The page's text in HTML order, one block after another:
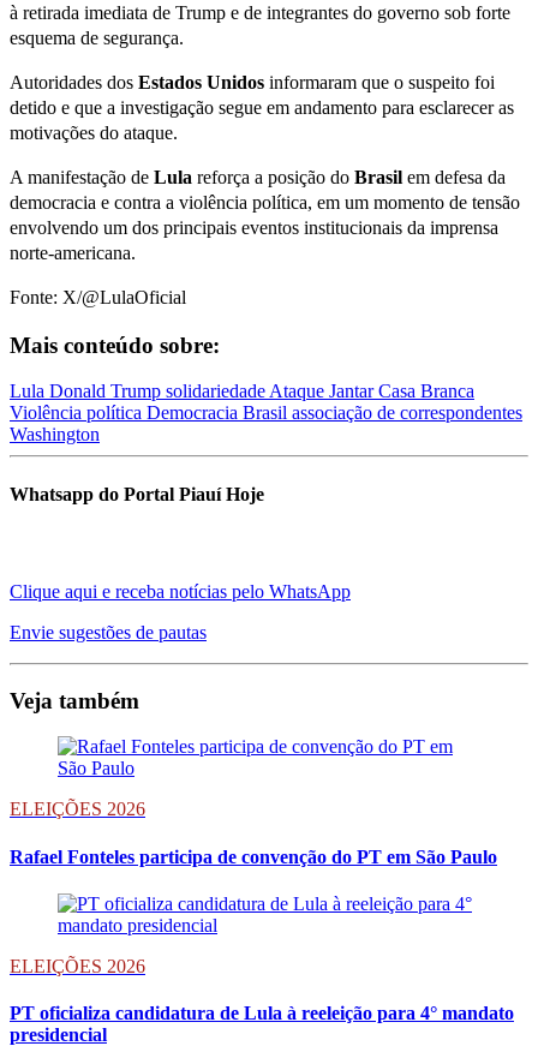
à retirada imediata de Trump e de integrantes do governo sob forte
esquema de segurança.
Autoridades dos Estados Unidos informaram que o suspeito foi
detido e que a investigação segue em andamento para esclarecer as
motivações do ataque.
A manifestação de Lula reforça a posição do Brasil em defesa da
democracia e contra a violência política, em um momento de tensão
envolvendo um dos principais eventos institucionais da imprensa
norte-americana.
Fonte: X/@LulaOficial
Mais conteúdo sobre:
Lula Donald Trump solidariedade Ataque Jantar Casa Branca
Violência política Democracia Brasil associação de correspondentes
Washington
Whatsapp do Portal Piauí Hoje
Clique aqui e receba notícias pelo WhatsApp
Envie sugestões de pautas
Veja também
ELEIÇÕES 2026
Rafael Fonteles participa de convenção do PT em São Paulo
ELEIÇÕES 2026
PT oficializa candidatura de Lula à reeleição para 4° mandato
presidencial